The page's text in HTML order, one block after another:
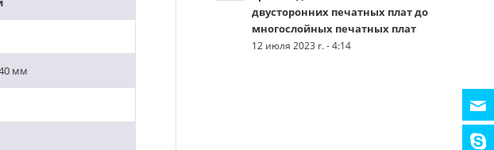
мм
двусторонних печатных плат до
многослойных печатных плат
12 июля 2023 г. - 4:14